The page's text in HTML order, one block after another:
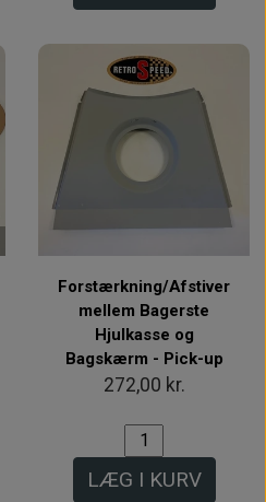
Forstærkning/Afstiver
mellem Bagerste
Hjulkasse og
Bagskærm - Pick-up
272,00 kr.
LÆG I KURV